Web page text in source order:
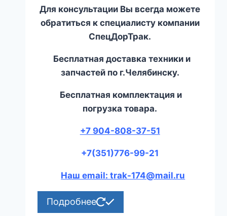
Для консультации Вы всегда можете
обратиться к специалисту компании
СпецДорТрак.
Бесплатная доставка техники и
запчастей по г.Челябинску.
Бесплатная комплектация и
погрузка товара.
+7 904-808-37-51
+7(351)776-99-21
Наш email: trak-174@mail.ru
Подробнее